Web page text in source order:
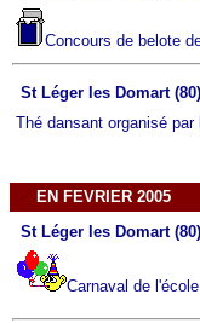
Concours de belote
St Léger les Domart (80)
Thé dansant organisé
EN FEVRIER 2005
St Léger les Domart (80)
Carnaval de l'école